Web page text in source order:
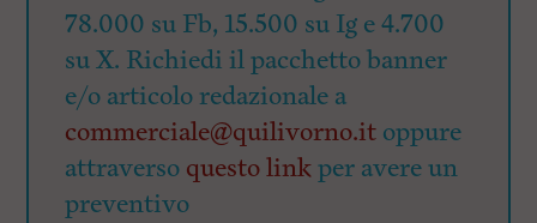
78.000 su Fb, 15.500 su Ig e 4.700
su X. Richiedi il pacchetto banner
e/o articolo redazionale a
commerciale@quilivorno.it oppure
attraverso questo linkper avere un
preventivo